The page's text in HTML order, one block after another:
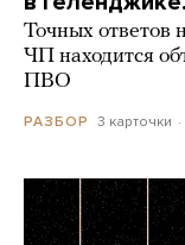
Точных ответов
ЧП находится
ПВО
РАЗБОР 3 карточки